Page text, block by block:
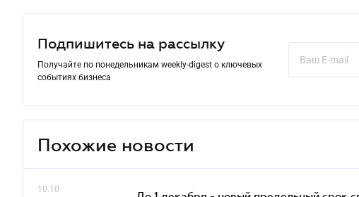
Подпишитесь на рассылку
Получайте по понедельникам weekly-digest о ключевых
событиях бизнеса
Похожие новости
10.10